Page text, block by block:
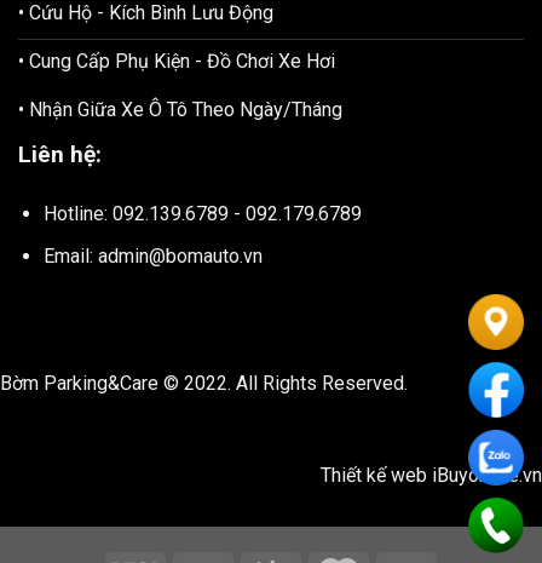
• Cứu Hộ - Kích Bình Lưu Động
• Cung Cấp Phụ Kiện - Đồ Chơi Xe Hơi
• Nhận Giữa Xe Ô Tô Theo Ngày/Tháng
Liên hệ:
Hotline: 092.139.6789 - 092.179.6789
Email: admin@bomauto.vn
Bờm Parking&Care © 2022. All Rights Reserved.
Thiết kế web iBuyonline.vn